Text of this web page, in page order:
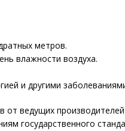
метров.
влажности воздуха.
и другими
от ведущих производителей
государственного